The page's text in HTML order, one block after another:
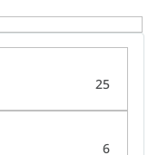
25
6